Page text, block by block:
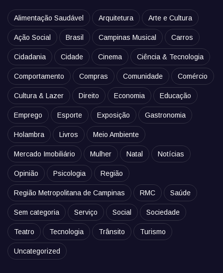
Alimentação Saudável Arquitetura Arte e Cultura
Ação Social Brasil Campinas Musical Carros
Cidadania Cidade Cinema Ciência & Tecnologia
Comportamento Compras Comunidade Comércio
Cultura & Lazer Direito Economia Educação
Emprego Esporte Exposição Gastronomia
Holambra Livros Meio Ambiente
Mercado Imobiliário Mulher Natal Notícias
Opinião Psicologia Região
Região Metropolitana de Campinas RMC Saúde
Sem categoria Serviço Social Sociedade
Teatro Tecnologia Trânsito Turismo
Uncategorized